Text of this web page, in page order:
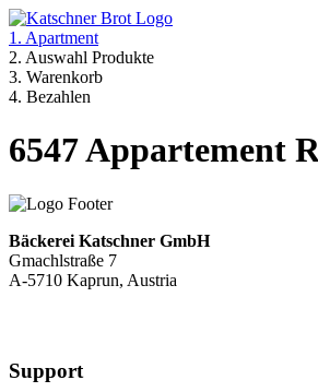
1. Apartment
2. Auswahl Produkte
3. Warenkorb
4. Bezahlen
6547 Appartement
Bäckerei Katschner GmbH
Gmachlstraße 7
A-5710 Kaprun, Austria
Support